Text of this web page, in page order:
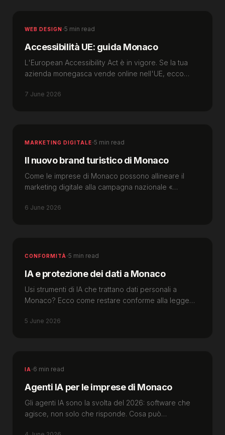
WEB DESIGN·5 min read
Accessibilità UE: guida Monaco
L'European Accessibility Act è in vigore. Se la tua
azienda monegasca vende online nell'UE, ecco
7 June 2026
MARKETING DIGITALE·5 min read
Il nuovo brand turistico di Monaco
Come le imprese di Monaco possono allineare il
marketing digitale alla campagna nazionale «
6 June 2026
CONFORMITÀ ·5 min read
IA e protezione dei dati a Monaco
Usi strumenti di IA che trattano dati personali a
Monaco? Ecco come restare conforme alla legge
5 June 2026
IA ·6 min read
Agenti IA per le imprese di Monaco
Gli agenti IA sono la svolta del 2026: software che
agisce, non solo che risponde. Cosa può